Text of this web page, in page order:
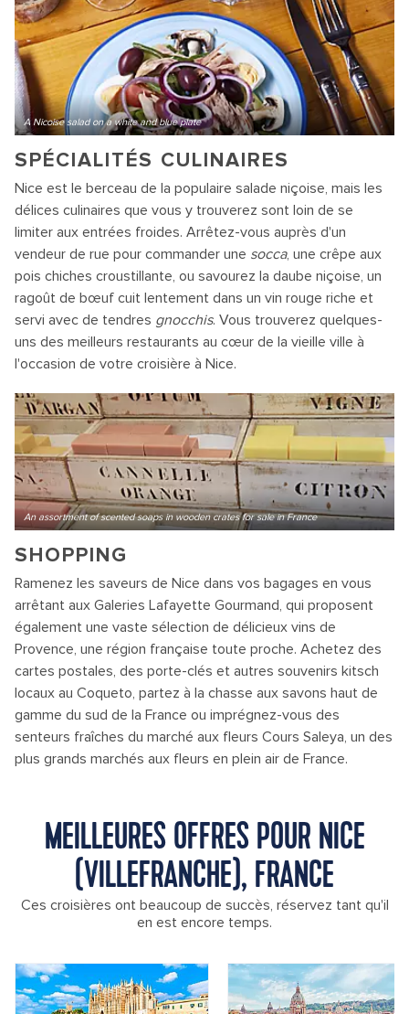
A Nicoise salad on a white and blue plate
SPÉCIALITÉS CULINAIRES
Nice est le berceau de la populaire salade niçoise, mais les
délices culinaires que vous y trouverez sont loin de se
limiter aux entrées froides. Arrêtez-vous auprès d'un
vendeur de rue pour commander une socca, une crêpe aux
pois chiches croustillante, ou savourez la daube niçoise, un
ragoût de bœuf cuit lentement dans un vin rouge riche et
servi avec de tendres gnocchis. Vous trouverez quelques-
uns des meilleurs restaurants au cœur de la vieille ville à
l'occasion de votre croisière à Nice.
An assortment of scented soaps in wooden crates for sale in France
SHOPPING
Ramenez les saveurs de Nice dans vos bagages en vous
arrêtant aux Galeries Lafayette Gourmand, qui proposent
également une vaste sélection de délicieux vins de
Provence, une région française toute proche. Achetez des
cartes postales, des porte-clés et autres souvenirs kitsch
locaux au Coqueto, partez à la chasse aux savons haut de
gamme du sud de la France ou imprégnez-vous des
senteurs fraîches du marché aux fleurs Cours Saleya, un des
plus grands marchés aux fleurs en plein air de France.
MEILLEURES OFFRES POUR NICE
(VILLEFRANCHE), FRANCE
Ces croisières ont beaucoup de succès, réservez tant qu'il
en est encore temps.